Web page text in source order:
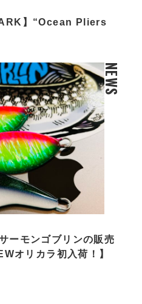
】“Ocean Pliers
NEWS
ーモンゴブリンの販売
オリカラ初入荷！】